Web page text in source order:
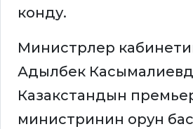
конду.
Министрлер
Адылбек
Казакстандын
министринин орун